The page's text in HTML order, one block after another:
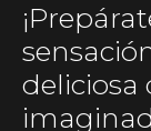
deliciosa